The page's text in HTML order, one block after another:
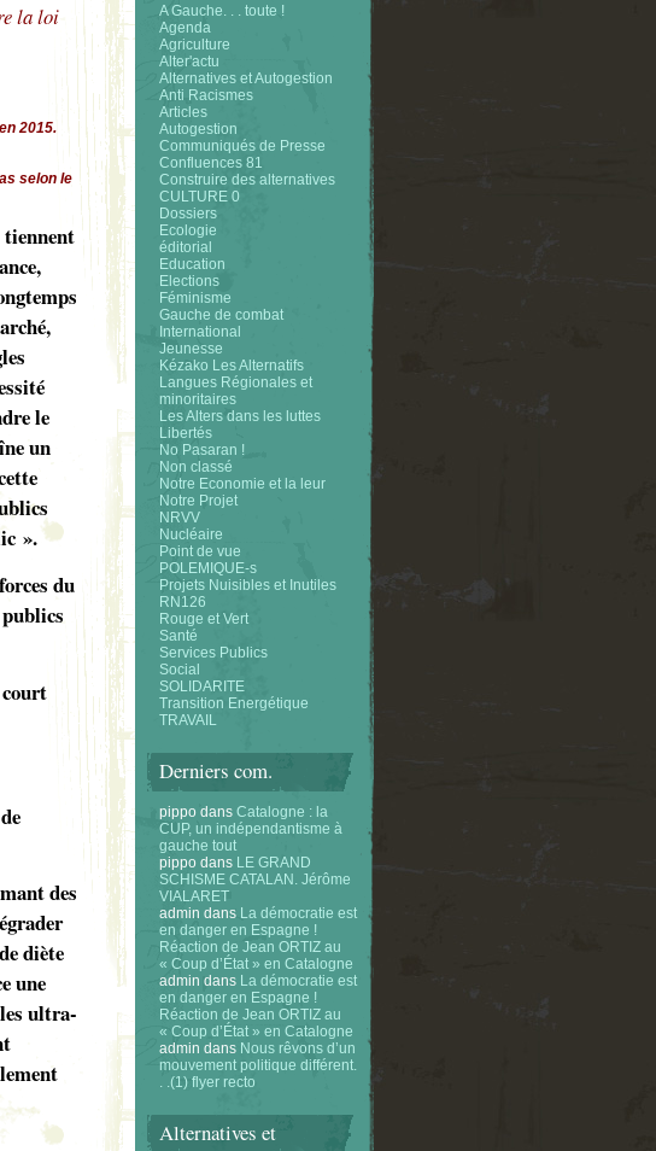
la loi
2015.
selon le
tiennent
le
un
».
du
des
diète
une
ultra-
A Gauche. . . toute !
Agenda
Agriculture
Alter'actu
Alternatives et Autogestion
Anti Racismes
Articles
Autogestion
Communiqués de Presse
Confluences 81
Construire des alternatives
CULTURE 0
Dossiers
Ecologie
éditorial
Education
Elections
Féminisme
Gauche de combat
International
Jeunesse
Kézako Les Alternatifs
Langues Régionales et
minoritaires
Les Alters dans les luttes
Libertés
No Pasaran !
Non classé
Notre Economie et la leur
Notre Projet
NRVV
Nucléaire
Point de vue
POLEMIQUE-s
Projets Nuisibles et Inutiles
RN126
Rouge et Vert
Santé
Services Publics
Social
SOLIDARITE
Transition Energétique
TRAVAIL
Derniers com.
pippo dans Catalogne : la
CUP, un indépendantisme à
gauche tout
pippo dans LE GRAND
SCHISME CATALAN. Jérôme
VIALARET
admin dans La démocratie est
en danger en Espagne !
Réaction de Jean ORTIZ au
« Coup d’État » en Catalogne
admin dans La démocratie est
en danger en Espagne !
Réaction de Jean ORTIZ au
« Coup d’État » en Catalogne
admin dans Nous rêvons d’un
mouvement politique différent.
. .(1) flyer recto
Alternatives et